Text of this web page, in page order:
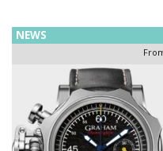
NEWS